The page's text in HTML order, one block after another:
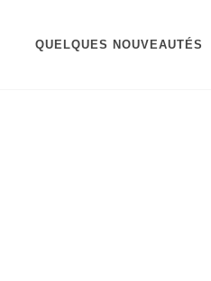
QUELQUES NOUVEAUTÉS